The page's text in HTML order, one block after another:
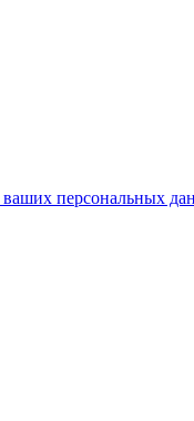
ваших персональных